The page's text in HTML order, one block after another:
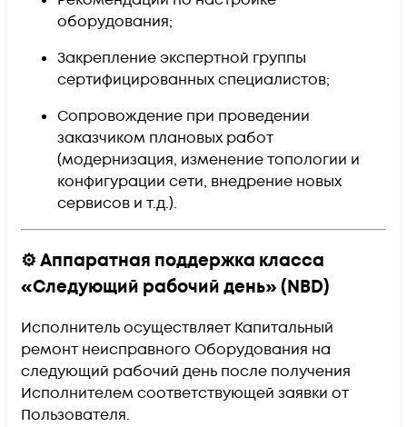
оборудования;
Закрепление экспертной группы
сертифицированных специалистов;
Сопровождение при проведении
заказчиком плановых работ
(модернизация, изменение топологии и
конфигурации сети, внедрение новых
сервисов и т.д.).
⚙️ Аппаратная поддержка класса
«Следующий рабочий день» (NBD)
Исполнитель осуществляет Капитальный
ремонт неисправного Оборудования на
следующий рабочий день после получения
Исполнителем соответствующей заявки от
Пользователя.